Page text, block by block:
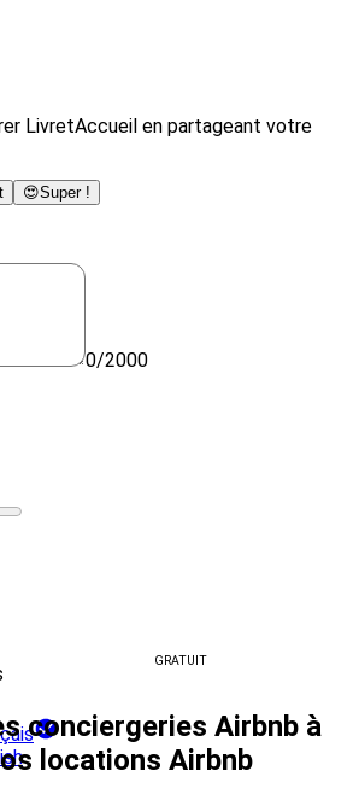
LivretAccueil en partageant votre
😍Super !
0/2000
GRATUIT
conciergeries Airbnb à
locations Airbnb